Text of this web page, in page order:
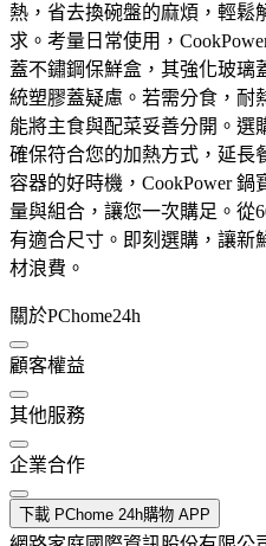
熱，省去換碗盤的麻煩，輕鬆
求。考量日常使用，
蓋不鏽鋼保鮮盒，其強化玻璃
統塑膠蓋疑慮。若需分食，耐
能將主食與配菜妥善分開。選
確保符合您的加熱方式，延長
容器的好時機，CookPower
量與組合，讓您一次購足。從
有適合尺寸。即刻選購，讓新
材浪費。
關於PChome24h
顧客權益
其他服務
企業合作
下載 PChome 24h購物 APP